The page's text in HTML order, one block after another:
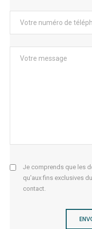
Je comprends que les
qu'aux fins exclusives
contact.